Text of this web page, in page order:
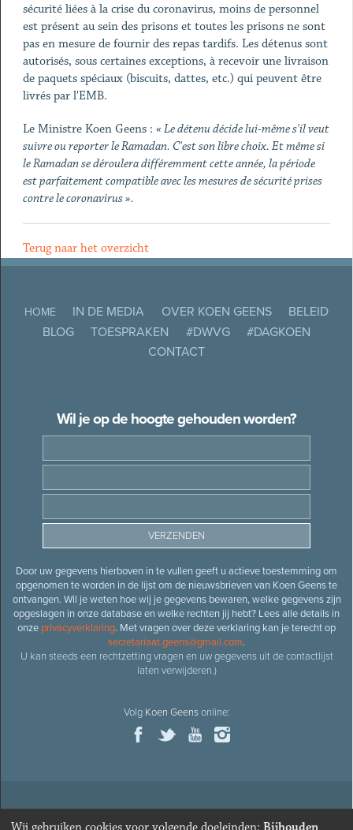
sécurité liées à la crise du coronavirus, moins de personnel
est présent au sein des prisons et toutes les prisons ne sont
pas en mesure de fournir des repas tardifs. Les détenus sont
autorisés, sous certaines exceptions, à recevoir une livraison
de paquets spéciaux (biscuits, dattes, etc.) qui peuvent être
livrés par l'EMB.
Le Ministre Koen Geens : « Le détenu décide lui-même s'il veut
suivre ou reporter le Ramadan. C'est son libre choix. Et même si
le Ramadan se déroulera différemment cette année, la période
est parfaitement compatible avec les mesures de sécurité prises
contre le coronavirus ».
Terug naar het overzicht
HOME IN DE MEDIA OVER KOEN GEENS
BELEID
BLOG
TOESPRAKEN #DWVG
#DAGKOEN
CONTACT
Wil je op de hoogte gehouden worden?
Door uw gegevens hierboven in te vullen geeft u actieve toestemming om
opgenomen te worden in de lijst om de nieuwsbrieven van Koen Geens te
ontvangen. Wil je weten hoe wij je gegevens bewaren, welke gegevens zijn
opgeslagen in onze database en welke rechten jij hebt? Lees alle details in
onze privacyverklaring. Met vragen over deze verklaring kan je terecht op
secretariaat.geens@gmail.com.
U kan steeds een rechtzetting vragen en uw gegevens uit de contactlijst
laten verwijderen.)
Volg Koen Geensonline:
© 2026Oud-minister en ere-volksvertegenwoordiger Koen